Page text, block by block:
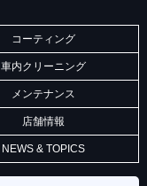
コーティング
車内クリーニング
メンテナンス
店舗情報
NEWS & TOPICS